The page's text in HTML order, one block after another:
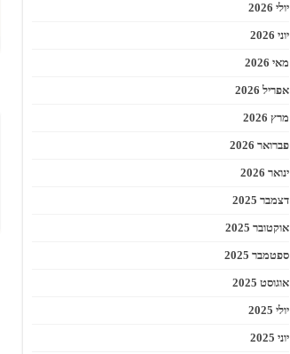
יולי 2026
יוני 2026
מאי 2026
אפריל 2026
מרץ 2026
פברואר 2026
ינואר 2026
דצמבר 2025
אוקטובר 2025
ספטמבר 2025
אוגוסט 2025
יולי 2025
יוני 2025